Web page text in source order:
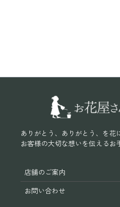
ありがとう、ありがとう、を花
お客様の大切な想いを伝えるお
店舗のご案内
お問い合わせ